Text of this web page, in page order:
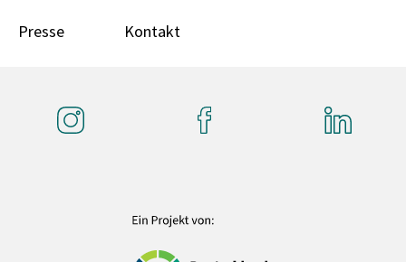
Presse Kontakt